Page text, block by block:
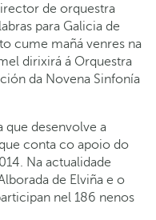
de orquestra
para Galicia de
cume mañá venres na
dirixirá á Orquestra
da Novena Sinfonía
que desenvolve a
conta co apoio do
Na actualidade
de Elviña e o
nel 186 nenos